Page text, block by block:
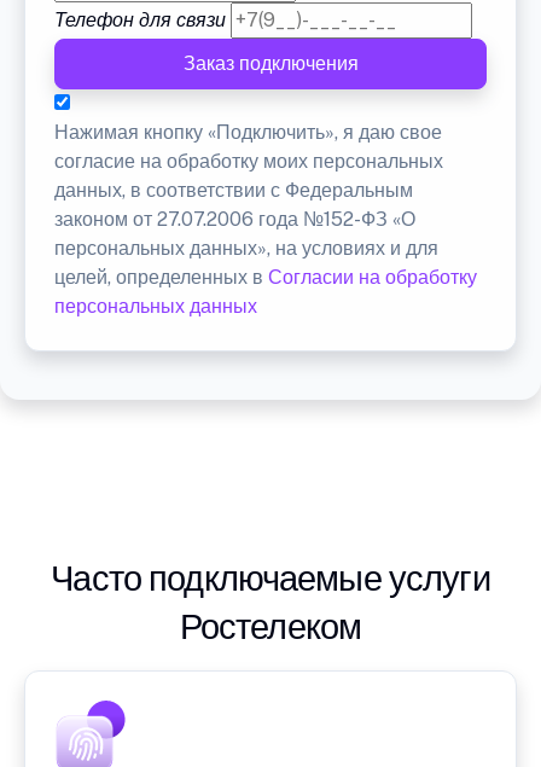
Телефон для связи
Заказ подключения
Нажимая кнопку «Подключить», я даю свое
согласие на обработку моих персональных
данных, в соответствии с Федеральным
законом от 27.07.2006 года №152-ФЗ «О
персональных данных», на условиях и для
целей, определенных в Согласии на обработку
персональных данных
Часто подключаемые услуги
Ростелеком